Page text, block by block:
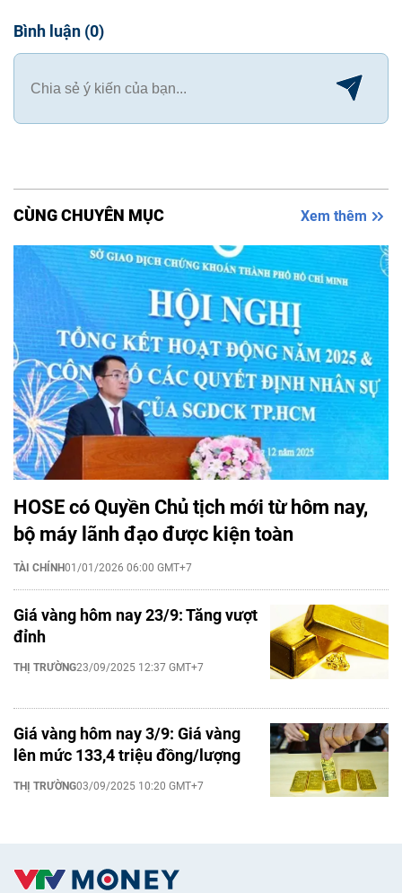
Bình luận (0)
CÙNG CHUYÊN MỤC Xem thêm
HOSE có Quyền Chủ tịch mới từ hôm nay,
bộ máy lãnh đạo được kiện toàn
TÀI CHÍNH01/01/2026 06:00 GMT+7
Giá vàng hôm nay 23/9: Tăng vượt
đỉnh
THỊ TRƯỜNG23/09/2025 12:37 GMT+7
Giá vàng hôm nay 3/9: Giá vàng
lên mức 133,4 triệu đồng/lượng
THỊ TRƯỜNG03/09/2025 10:20 GMT+7